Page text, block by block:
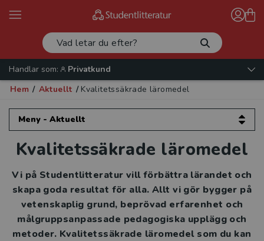
Handlar som:
Privatkund
Hem / Aktuellt / Kvalitetssäkrade läromedel
Meny - Aktuellt
Aktuellt
Artiklar och intervjuer
Evenemang
Kataloger 2026
Kvalitetssäkrade läromedel
Vi på Studentlitteratur vill förbättra lärandet och
skapa goda resultat för alla. Allt vi gör bygger på
vetenskaplig grund, beprövad erfarenhet och
målgruppsanpassade pedagogiska upplägg och
metoder. Kvalitetssäkrade läromedel som du kan